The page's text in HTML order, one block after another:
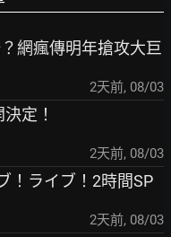
網瘋傳明年搶攻大巨
2天前, 08/03
定！
2天前, 08/03
！ライブ！2時間SP
2天前, 08/03